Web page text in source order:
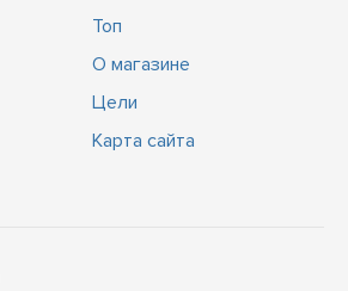
Топ
О магазине
Цели
Карта сайта